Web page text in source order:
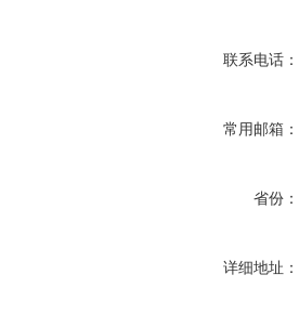
联系电话：
常用邮箱：
省份：
详细地址：